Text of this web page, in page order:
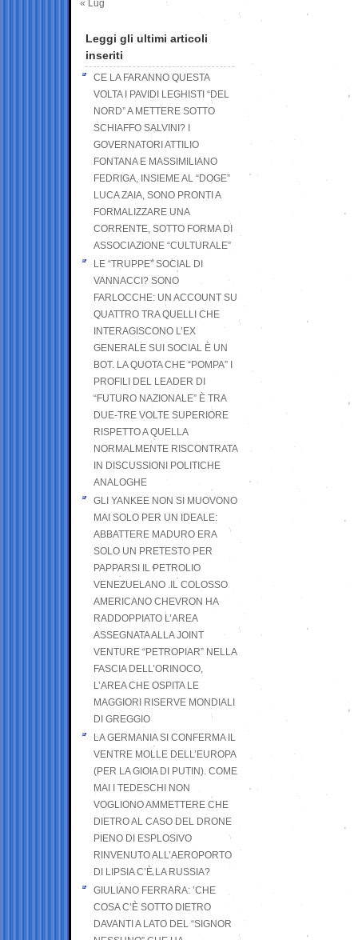
« Lug
Leggi gli ultimi articoli
inseriti
CE LA FARANNO QUESTA
VOLTA I PAVIDI LEGHISTI “DEL
NORD” A METTERE SOTTO
SCHIAFFO SALVINI? I
GOVERNATORI ATTILIO
FONTANA E MASSIMILIANO
FEDRIGA, INSIEME AL “DOGE”
LUCA ZAIA, SONO PRONTI A
FORMALIZZARE UNA
CORRENTE, SOTTO FORMA DI
ASSOCIAZIONE “CULTURALE”
LE “TRUPPE” SOCIAL DI
VANNACCI? SONO
FARLOCCHE: UN ACCOUNT SU
QUATTRO TRA QUELLI CHE
INTERAGISCONO L’EX
GENERALE SUI SOCIAL È UN
BOT. LA QUOTA CHE “POMPA” I
PROFILI DEL LEADER DI
“FUTURO NAZIONALE” È TRA
DUE-TRE VOLTE SUPERIORE
RISPETTO A QUELLA
NORMALMENTE RISCONTRATA
IN DISCUSSIONI POLITICHE
ANALOGHE
GLI YANKEE NON SI MUOVONO
MAI SOLO PER UN IDEALE:
ABBATTERE MADURO ERA
SOLO UN PRETESTO PER
PAPPARSI IL PETROLIO
VENEZUELANO .IL COLOSSO
AMERICANO CHEVRON HA
RADDOPPIATO L’AREA
ASSEGNATA ALLA JOINT
VENTURE “PETROPIAR” NELLA
FASCIA DELL’ORINOCO,
L’AREA CHE OSPITA LE
MAGGIORI RISERVE MONDIALI
DI GREGGIO
LA GERMANIA SI CONFERMA IL
VENTRE MOLLE DELL’EUROPA
(PER LA GIOIA DI PUTIN). COME
MAI I TEDESCHI NON
VOGLIONO AMMETTERE CHE
DIETRO AL CASO DEL DRONE
PIENO DI ESPLOSIVO
RINVENUTO ALL’AEROPORTO
DI LIPSIA C’È LA RUSSIA?
GIULIANO FERRARA: ’CHE
COSA C’È SOTTO DIETRO
DAVANTI A LATO DEL “SIGNOR